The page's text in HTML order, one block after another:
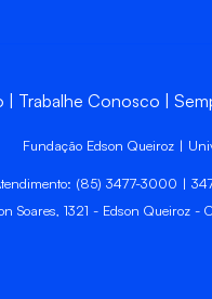
Trabalhe Conosco
Fundação Edson Queiroz |
(85) 3477-3000 |
Soares, 1321 - Edson Queiroz